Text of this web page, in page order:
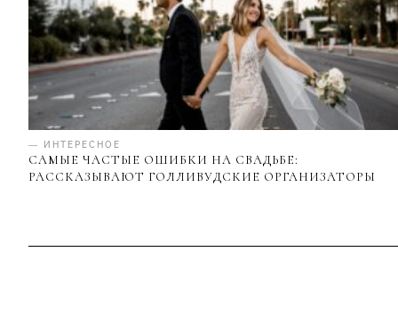
— ИНТЕРЕСНОЕ
САМЫЕ ЧАСТЫЕ ОШИБКИ НА СВАДЬБЕ:
РАССКАЗЫВАЮТ ГОЛЛИВУДСКИЕ ОРГАНИЗАТОРЫ